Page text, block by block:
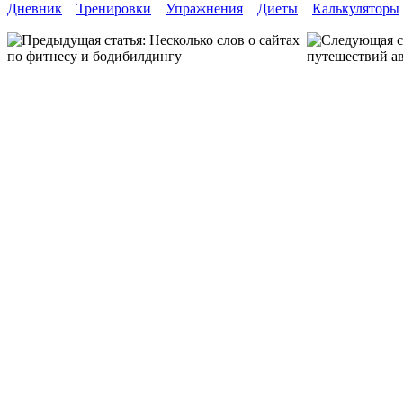
Дневник
Тренировки Упражнения Диеты Калькуляторы